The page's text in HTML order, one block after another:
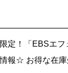
定！「EBSエ
報☆ お得な在庫